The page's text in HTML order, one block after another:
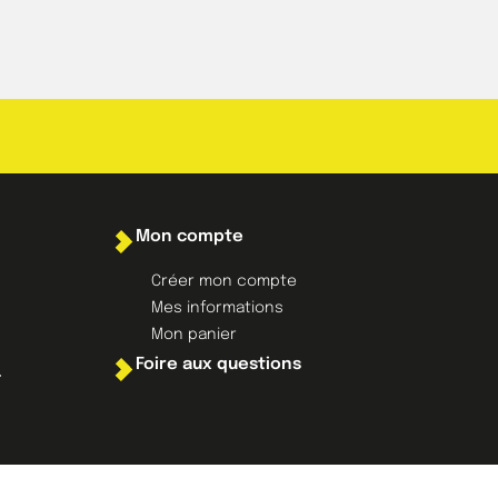
Mon compte
Créer mon compte
Mes informations
Mon panier
Foire aux questions